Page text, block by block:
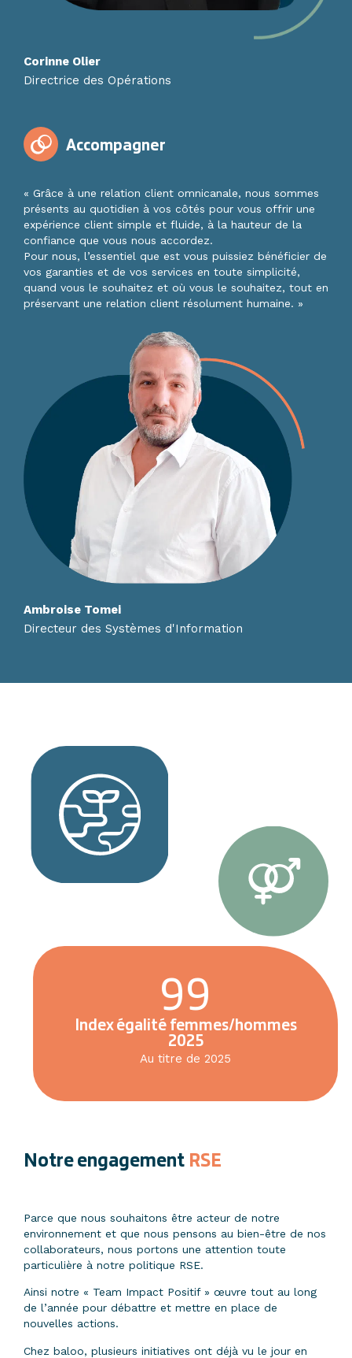
Corinne Olier
Directrice des Opérations
Accompagner
« Grâce à une relation client omnicanale, nous sommes
présents au quotidien à vos côtés pour vous offrir une
expérience client simple et fluide, à la hauteur de la
confiance que vous nous accordez.
Pour nous, l’essentiel que est vous puissiez bénéficier de
vos garanties et de vos services en toute simplicité,
quand vous le souhaitez et où vous le souhaitez, tout en
préservant une relation client résolument humaine. »
Ambroise Tomei
Directeur des Systèmes d'Information
Notre engagement RSE
Parce que nous souhaitons être acteur de notre
environnement et que nous pensons au bien-être de nos
collaborateurs, nous portons une attention toute
particulière à notre politique RSE.
Ainsi notre « Team Impact Positif » œuvre tout au long
de l’année pour débattre et mettre en place de
nouvelles actions.
Chez baloo, plusieurs initiatives ont déjà vu le jour en
99
Index égalité femmes/hommes
2025
Au titre de 2025